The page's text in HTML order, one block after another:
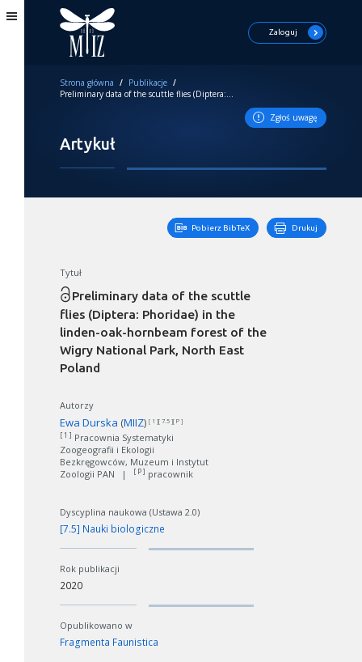
Zaloguj
Strona główna / Publikacje /
Preliminary data of the scuttle flies (Diptera: Phoridae) in the linden-oak-hornbeam forest of the Wigry National Park, North East Poland
Zgłoś uwagę
Artykuł
Pobierz BibTeX Drukuj
Tytuł
Preliminary data of the scuttle
flies (Diptera: Phoridae) in the
linden-oak-hornbeam forest of the
Wigry National Park, North East
Poland
Autorzy
Ewa Durska (MIIZ) [ 1 ][ 7.5 ][ P ]
[ 1 ] Pracownia Systematyki
Zoogeografii i Ekologii
Bezkręgowców, Muzeum i Instytut
Zoologii PAN
| [ P ] pracownik
Dyscyplina naukowa (Ustawa 2.0)
[7.5] Nauki biologiczne
Rok publikacji
2020
Opublikowano w
Fragmenta Faunistica